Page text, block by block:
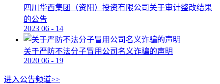
四川华西集团（资阳）投资有限公司关于审计整改结果
的公告
2023 06 - 14
关于严防不法分子冒用公司名义诈骗的声明
2020 06 - 19
进入公告频道>>